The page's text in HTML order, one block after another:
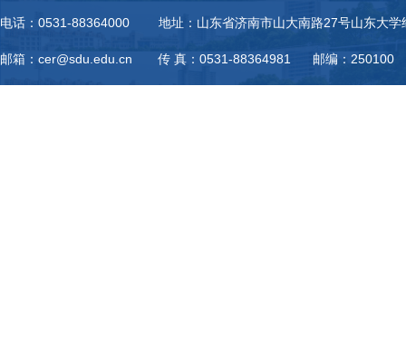
电话：0531-88364000 地址：山东省济南市山大南路27号山东大学
邮箱：cer@sdu.edu.cn 传 真：0531-88364981 邮编：250100